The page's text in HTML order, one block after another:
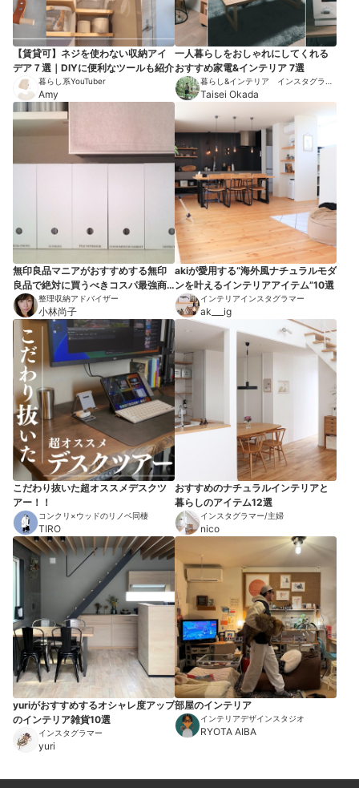
【賃貸可】ネジを使わない収納アイ
デア７選｜DIYに便利なツールも紹介
暮らし系YouTuber
Amy
一人暮らしをおしゃれにしてくれる
おすすめ家電&インテリア 7選
暮らし&インテリア インスタグラマ
ー
Taisei Okada
無印良品マニアがおすすめする無印
良品で絶対に買うべきコスパ最強商
品７選整理収納アドバイザー
小林尚子
akiが愛用する“海外風ナチュラルモダ
ンを叶えるインテリアアイテム”10選
インテリアインスタグラマー
ak___ig
こだわり抜いた超オススメデスクツ
アー！！
コンクリ×ウッドのリノベ同棲
TIRO
おすすめのナチュラルインテリアと
暮らしのアイテム12選
インスタグラマー/主婦
nico
yuriがおすすめするオシャレ度アップ
のインテリア雑貨10選
インスタグラマー
yuri
部屋のインテリア
インテリアデザインスタジオ
RYOTA AIBA